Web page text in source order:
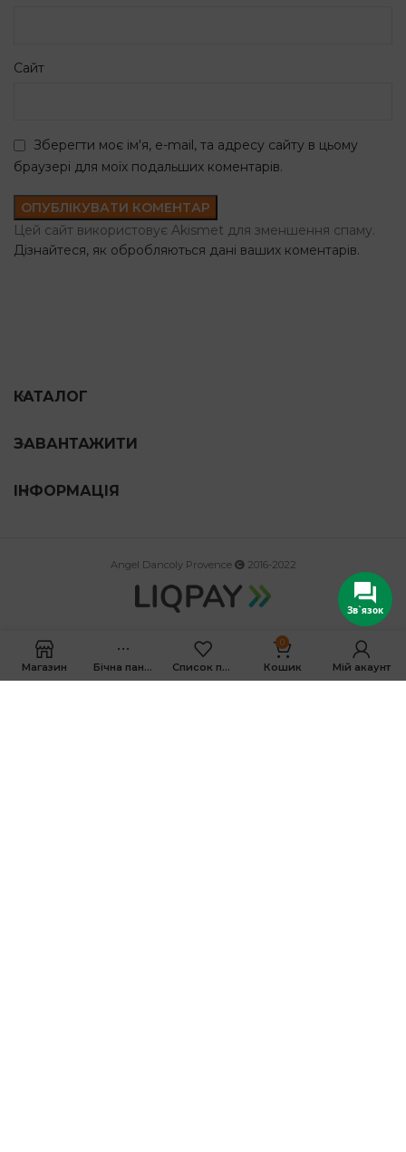
Сайт
Зберегти моє ім'я, e-mail, та адресу сайту в цьому
браузері для моїх подальших коментарів.
Цей сайт використовує Akismet для зменшення спаму.
Дізнайтеся, як обробляються дані ваших коментарів.
КАТАЛОГ
ЗАВАНТАЖИТИ
ІНФОРМАЦІЯ
Angel Dancoly Provence 2016-2022
Магазин Бічна панель Список побажань
0
Кошик Мій акаунт
Зв`язок